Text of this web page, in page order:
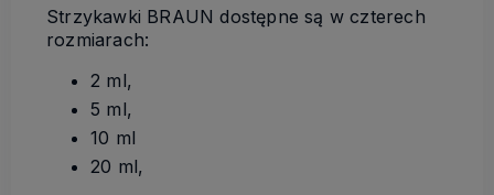
Strzykawki BRAUN dostępne są w czterech
rozmiarach:
2 ml,
5 ml,
10 ml
20 ml,